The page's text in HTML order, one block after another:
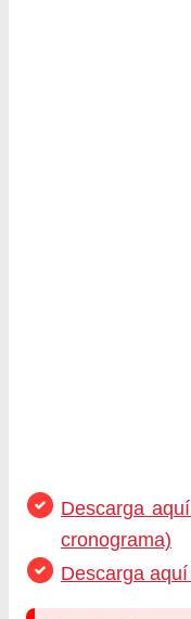
Descarga
cronograma)
Descarga